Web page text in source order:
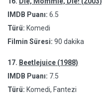
IMDB Puanı: 6.5
Türü: Komedi
Filmin Süresi: 90 dakika
17. Beetlejuice (1988)
IMDB Puanı: 7.5
Türü: Komedi, Fantezi